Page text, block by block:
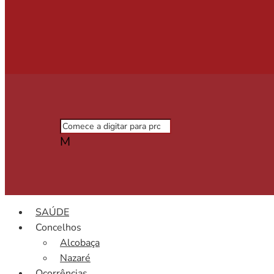
M
SAÚDE
Concelhos
Alcobaça
Nazaré